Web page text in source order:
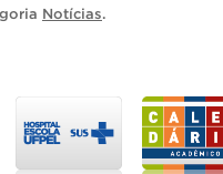
Notícias.